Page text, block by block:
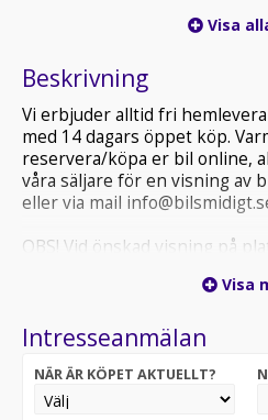
Visa
Beskrivning
Vi erbjuder alltid fri
med 14 dagars öppet köp.
reservera/köpa er bil online,
våra säljare för en visning av
eller via mail
OBS! Vid önskad visning på
är intresserad av finns på
MEJLKONTAKT MED OSS.
Visa
Intresseanmälan
NÄR ÄR KÖPET AKTUELLT?